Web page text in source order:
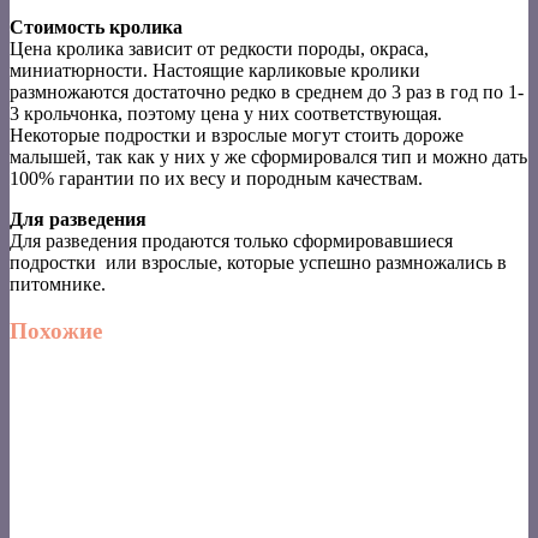
Стоимость кролика
Цена кролика зависит от редкости породы, окраса,
миниатюрности. Настоящие карликовые кролики
размножаются достаточно редко в среднем до 3 раз в год по 1-
3 крольчонка, поэтому цена у них соответствующая.
Некоторые подростки и взрослые могут стоить дороже
малышей, так как у них у же сформировался тип и можно дать
100% гарантии по их весу и породным качествам.
Для разведения
Для разведения продаются только сформировавшиеся
подростки или взрослые, которые успешно размножались в
питомнике.
Похожие